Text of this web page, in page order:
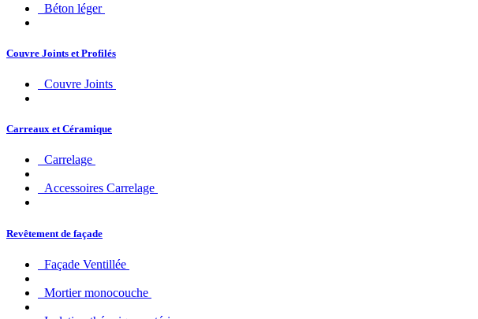
Béton léger
Couvre Joints et Profilés
Couvre Joints
Carreaux et Céramique
Carrelage
Accessoires Carrelage
Revêtement de façade
Façade Ventillée
Mortier monocouche